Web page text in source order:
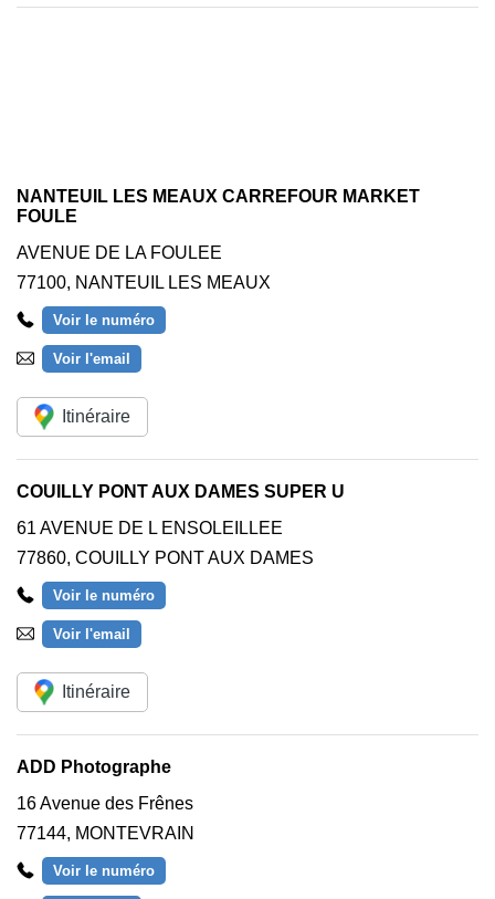
NANTEUIL LES MEAUX CARREFOUR MARKET
FOULE
AVENUE DE LA FOULEE
77100, NANTEUIL LES MEAUX
Voir le numéro
Voir l'email
Itinéraire
COUILLY PONT AUX DAMES SUPER U
61 AVENUE DE L ENSOLEILLEE
77860, COUILLY PONT AUX DAMES
Voir le numéro
Voir l'email
Itinéraire
ADD Photographe
16 Avenue des Frênes
77144, MONTEVRAIN
Voir le numéro